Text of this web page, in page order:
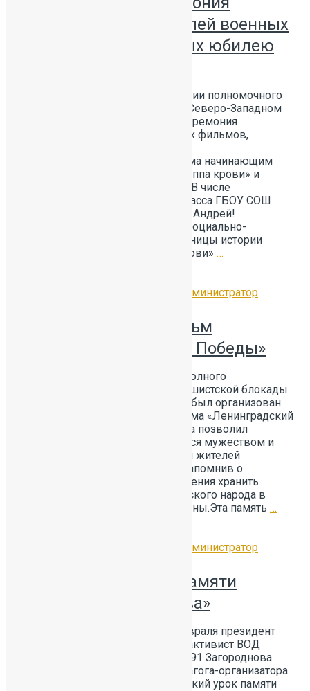
награждения создателей военных
фильмов, посвященных юбилею
НАШИ ДОСТИЖЕНИЯ В резиденции полномочного
представителя президента РФ в Северо-Западном
округе прошла торжественная церемония
награждения создателей военных фильмов,
Победы.Благодарственные письма начинающим
актёрам и создателям картин «Группа крови» и
«Таганрог» вручал Игорь Руденя. В числе
награждённых был ученик 6-а класса ГБОУ СОШ
№391 Санкт-Петербурга Ковалёв Андрей!
Представленные картины несут социально-
значимый характер, отражая страницы истории
нашей страны. Фильм «Группа крови» …
Администратор
Документальный фильм
«Ленинградский День Победы»
ФИЛЬМ О ПОБЕДЕ В честь Дня полного
освобождения Ленинграда от фашистской блокады
для учащихся 10‑х и 11‑х классов был организован
просмотр документального фильма «Ленинградский
День Победы». Просмотр фильма позволил
школьникам глубоко проникнуться мужеством и
стойкостью героев-защитников и жителей
блокадного Ленинграда, вновь напомнив о
священном долге каждого поколения хранить
память о великом подвиге советского народа в
годы Великой Отечественной войны.Эта память …
Администратор
Всероссийский урок памяти
«Сталинградская битва»
️ СТАЛИНГРАДСКАЯ БИТВА ️ 2 февраля президент
ученического самоуправления и активист ВОД
«Волонтёры Победы» школы №391 Загороднова
Екатерина в сопровождении педагога-организатора
Бовиной А.С. провела Всероссийский урок памяти